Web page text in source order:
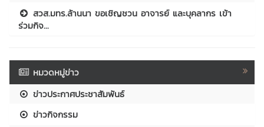
สวส.มทร.ล้านนา ขอเชิญชวน อาจารย์ และบุคลากร เข้า
ร่วมกิจ...
หมวดหมู่ข่าว
ข่าวประกาศประชาสัมพันธ์
ข่าวกิจกรรม